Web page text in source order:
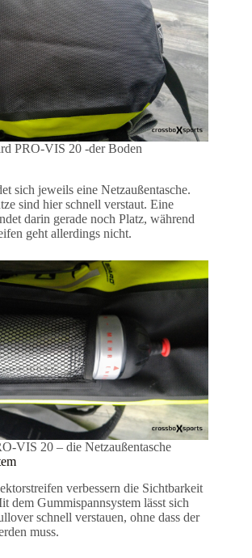
PRO-VIS 20 -der Boden
sich jeweils eine Netzaußentasche.
sind hier schnell verstaut. Eine
darin gerade noch Platz, während
geht allerdings nicht.
VIS 20 – die Netzaußentasche
verbessern die Sichtbarkeit
dem Gummispannsystem lässt sich
schnell verstauen, ohne dass der
muss.